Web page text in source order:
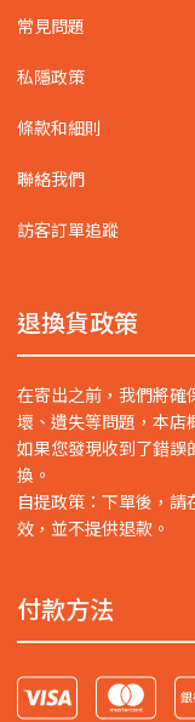
常見問題
私隱政策
條款和細則
聯絡我們
訪客訂單追蹤
退換貨政策
在寄出之前，我們將確
壞、遺失等問題，本店
如果您發現收到了錯誤
換。
自提政策：下單後，
效，並不提供退款。
付款方法